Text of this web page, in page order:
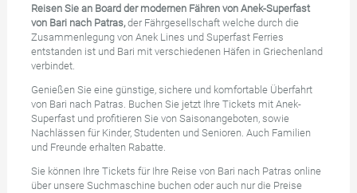
Reisen Sie an Board der modernen Fähren von Anek-Superfast
von Bari nach Patras,der Fährgesellschaft welche durch die
Zusammenlegung von Anek Lines und Superfast Ferries
entstanden ist und Bari mit verschiedenen Häfen in Griechenland
verbindet.
Genießen Sie eine günstige, sichere und komfortable Überfahrt
von Bari nach Patras. Buchen Sie jetzt Ihre Tickets mit Anek-
Superfast und profitieren Sie von Saisonangeboten, sowie
Nachlässen für Kinder, Studenten und Senioren. Auch Familien
und Freunde erhalten Rabatte.
Sie können Ihre Tickets für Ihre Reise von Bari nach Patras online
über unsere Suchmaschine buchen oder auch nur die Preise